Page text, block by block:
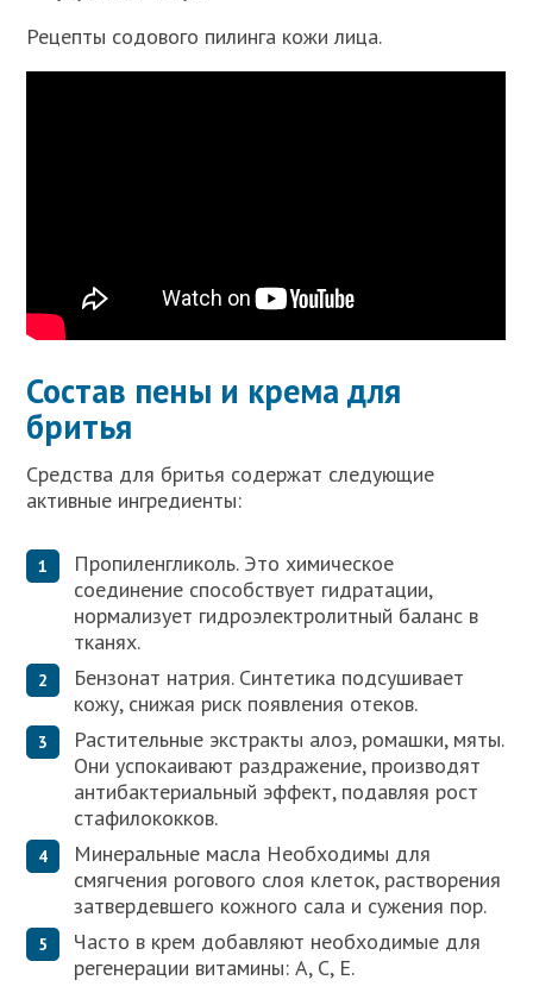
Рецепты содового пилинга кожи лица.
Состав пены и крема для
бритья
Средства для бритья содержат следующие
активные ингредиенты:
Пропиленгликоль. Это химическое
соединение способствует гидратации,
нормализует гидроэлектролитный баланс в
тканях.
Бензонат натрия. Синтетика подсушивает
кожу, снижая риск появления отеков.
Растительные экстракты алоэ, ромашки, мяты.
Они успокаивают раздражение, производят
антибактериальный эффект, подавляя рост
стафилококков.
Минеральные масла Необходимы для
смягчения рогового слоя клеток, растворения
затвердевшего кожного сала и сужения пор.
Часто в крем добавляют необходимые для
регенерации витамины: А, С, Е.